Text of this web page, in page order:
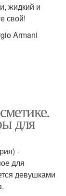
жидкий и
свой!
Armani
для
-
для
девушками